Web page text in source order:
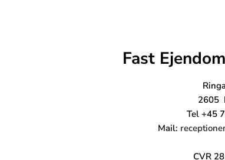
Fast
2605
Tel +45
Mail:
CVR